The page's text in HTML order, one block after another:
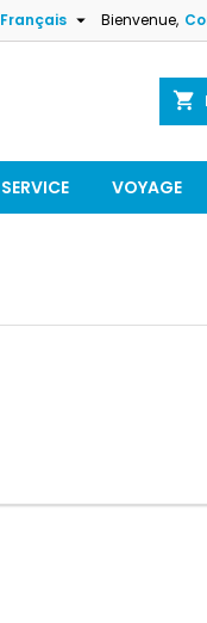
Bienvenue,
Français 
shopping_cart
SERVICE VOYAGE